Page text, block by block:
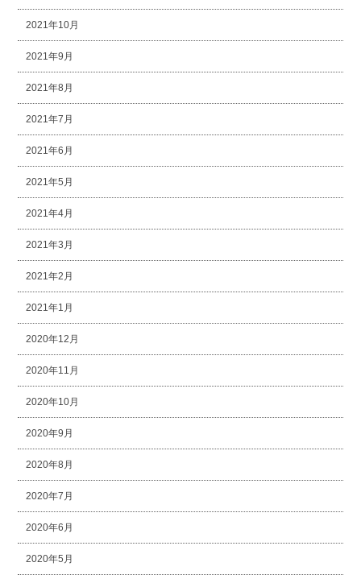
2021年10月
2021年9月
2021年8月
2021年7月
2021年6月
2021年5月
2021年4月
2021年3月
2021年2月
2021年1月
2020年12月
2020年11月
2020年10月
2020年9月
2020年8月
2020年7月
2020年6月
2020年5月